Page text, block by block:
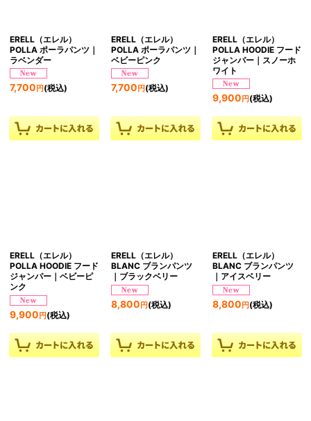
ERELL（エレル）
POLLA ポーラパンツ｜
ラベンダー
7,700 円 (税込)
ERELL（エレル）
POLLA ポーラパンツ｜
ベビーピンク
7,700 円(税込)
ERELL（エレル）
POLLA HOODIE フード
ジャンパー｜スノーホ
ワイト
9,900 円(税込)
ERELL（エレル）
POLLA HOODIE フード
ジャンパー｜ベビーピ
ンク
9,900 円 (税込)
ERELL（エレル）
BLANC ブランパンツ
｜ブラックベリー
8,800 円(税込)
ERELL（エレル）
BLANC ブランパンツ
｜アイスベリー
8,800 円(税込)